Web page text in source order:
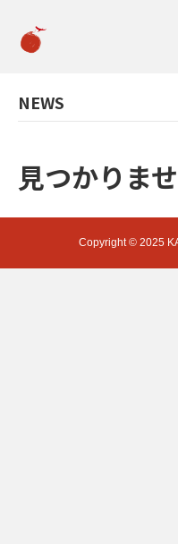
NEWS
見つかりま
Copyright © 2025